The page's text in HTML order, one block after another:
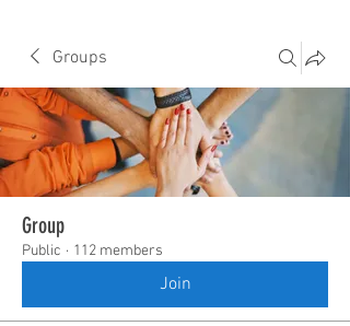
Groups
Group
Public · 112 members
Join